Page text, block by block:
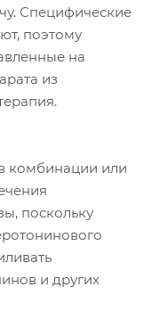
Специфические
поэтому
на
из
комбинации или
поскольку
и других